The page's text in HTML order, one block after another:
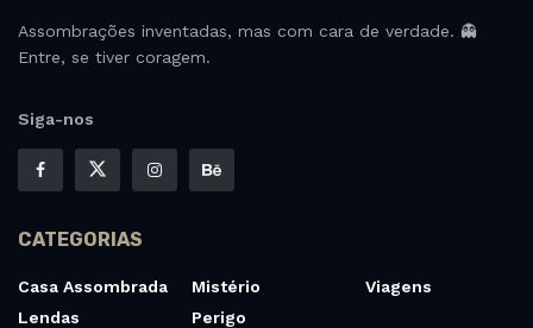
Assombrações inventadas, mas com cara de verdade. 👻
Entre, se tiver coragem.
Siga-nos
CATEGORIAS
Casa Assombrada
Lendas
Mistério
Perigo
Viagens